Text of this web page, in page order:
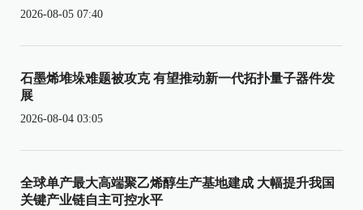
2026-08-05 07:40
石墨烯堆垛难题被攻克 有望推动新一代拓扑量子器件发
展
2026-08-04 03:05
全球单产最大高端聚乙烯醇生产基地建成 大幅提升我国
关键产业链自主可控水平